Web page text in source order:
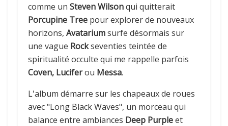
comme un Steven Wilsonqui quitterait
Porcupine Tree pour explorer de nouveaux
horizons, Avatariumsurfe désormais sur
une vague Rockseventies teintée de
spiritualité occulte qui me rappelle parfois
Coven, Luciferou Messa.
L'album démarre sur les chapeaux de roues
avec "Long Black Waves", un morceau qui
balance entre ambiances Deep Purpleet